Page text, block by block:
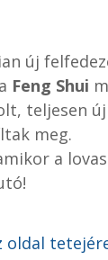
új
Feng Shui
teljesen
meg.
a